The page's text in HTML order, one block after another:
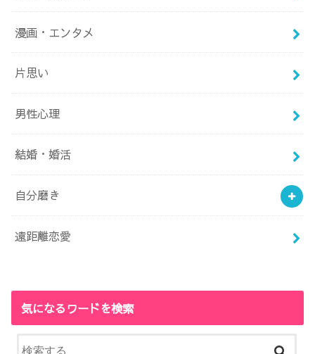
漫画・エンタメ
片思い
男性心理
結婚・婚活
自分磨き
遠距離恋愛
気になるワードを検索